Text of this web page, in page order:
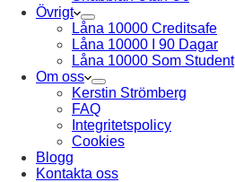
Övrigt
Låna 10000 Creditsafe
Låna 10000 I 90 Dagar
Låna 10000 Som Student
Om oss
Kerstin Strömberg
FAQ
Integritetspolicy
Cookies
Blogg
Kontakta oss